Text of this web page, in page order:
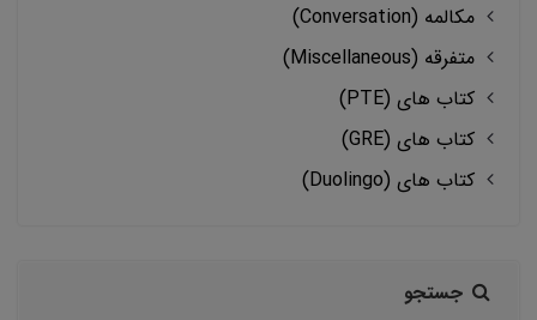
مکالمه (Conversation)
متفرقه (Miscellaneous)
کتاب های (PTE)
کتاب های (GRE)
کتاب های (Duolingo)
جستجو